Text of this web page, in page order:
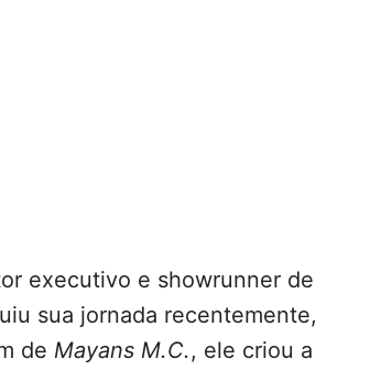
executivo e showrunner de
sua jornada recentemente,
de Mayans M.C., ele criou a